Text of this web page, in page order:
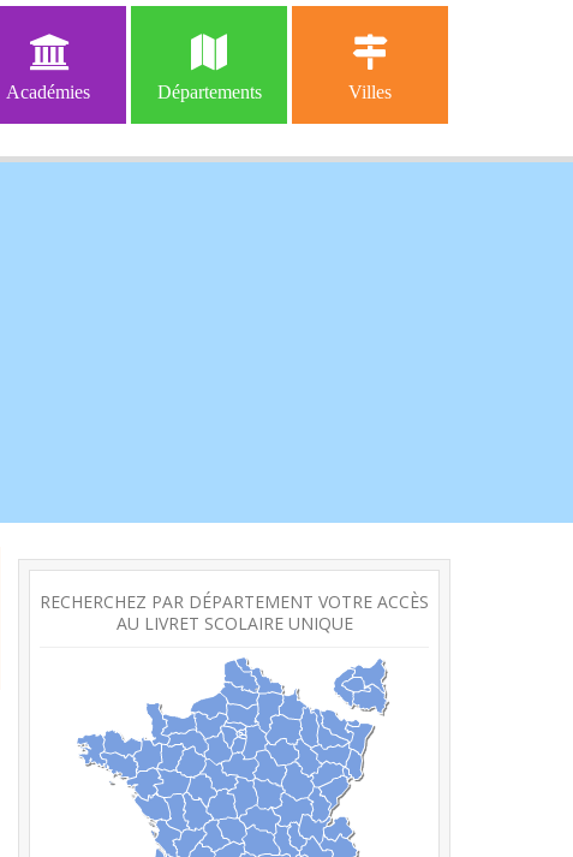
Académies Départements Villes
RECHERCHEZ PAR DÉPARTEMENT VOTRE ACCÈS
AU LIVRET SCOLAIRE UNIQUE